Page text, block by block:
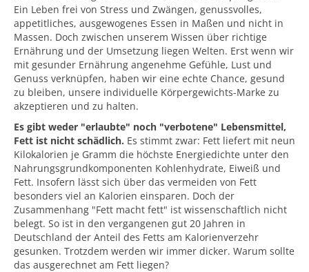
Ein Leben frei von Stress und Zwängen, genussvolles,
appetitliches, ausgewogenes Essen in Maßen und nicht in
Massen. Doch zwischen unserem Wissen über richtige
Ernährung und der Umsetzung liegen Welten. Erst wenn wir
mit gesunder Ernährung angenehme Gefühle, Lust und
Genuss verknüpfen, haben wir eine echte Chance, gesund
zu bleiben, unsere individuelle Körpergewichts-Marke zu
akzeptieren und zu halten.
Es gibt weder "erlaubte" noch "verbotene" Lebensmittel,
Fett ist nicht schädlich. Es stimmt zwar: Fett liefert mit neun
Kilokalorien je Gramm die höchste Energiedichte unter den
Nahrungsgrundkomponenten Kohlenhydrate, Eiweiß und
Fett. Insofern lässt sich über das vermeiden von Fett
besonders viel an Kalorien einsparen. Doch der
Zusammenhang "Fett macht fett" ist wissenschaftlich nicht
belegt. So ist in den vergangenen gut 20 Jahren in
Deutschland der Anteil des Fetts am Kalorienverzehr
gesunken. Trotzdem werden wir immer dicker. Warum sollte
das ausgerechnet am Fett liegen?